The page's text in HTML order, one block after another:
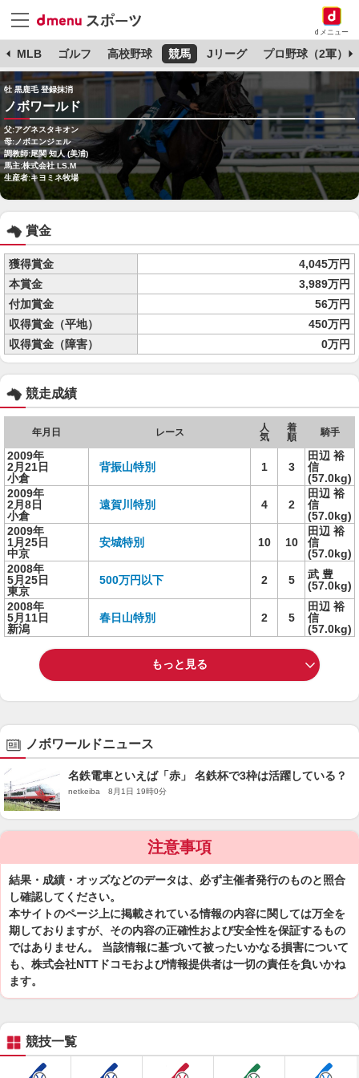
dメニュー
MLB ゴルフ 高校野球 競馬 Jリーグ プロ野球（2軍）
牡 黒鹿毛 登録抹消
ノボワールド
父:アグネスタキオン
母:ノボエンジェル
調教師:尾関 知人 (美浦)
馬主:株式会社 LS.M
生産者:キヨミネ牧場
賞金
獲得賞金
4,045万円
本賞金
3,989万円
付加賞金
56万円
収得賞金（平地）
450万円
収得賞金（障害）
0万円
競走成績
年月日 レース
人
気
着
順
騎手
2009年
2月21日
小倉
背振山特別 1 3
田辺 裕
信
(57.0kg)
2009年
2月8日
小倉
遠賀川特別 4 2
田辺 裕
信
(57.0kg)
2009年
1月25日
中京
安城特別 10 10
田辺 裕
信
(57.0kg)
2008年
5月25日
東京
500万円以下 2 5
武 豊
(57.0kg)
2008年
5月11日
新潟
春日山特別 2 5
田辺 裕
信
(57.0kg)
もっと見る
ノボワールドニュース
名鉄電車といえば「赤」 名鉄杯で3枠は活躍している？
netkeiba 8月1日 19時0分
注意事項
結果・成績・オッズなどのデータは、必ず主催者発行のものと照合
し確認してください。
本サイトのページ上に掲載されている情報の内容に関しては万全を
期しておりますが、その内容の正確性および安全性を保証するもの
ではありません。 当該情報に基づいて被ったいかなる損害について
も、株式会社NTTドコモおよび情報提供者は一切の責任を負いかね
ます。
競技一覧